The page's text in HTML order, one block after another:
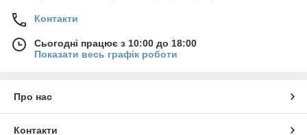
Контакти
Сьогодні працює з 10:00 до 18:00
Показати весь графік роботи
Про нас
Контакти